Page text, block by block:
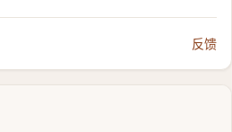
反馈